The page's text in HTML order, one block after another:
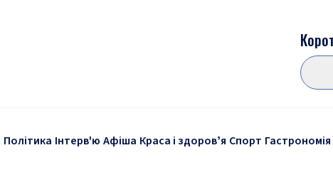
Політика Інтерв'ю Афіша Краса і здоровʼя Спорт Гастрономія